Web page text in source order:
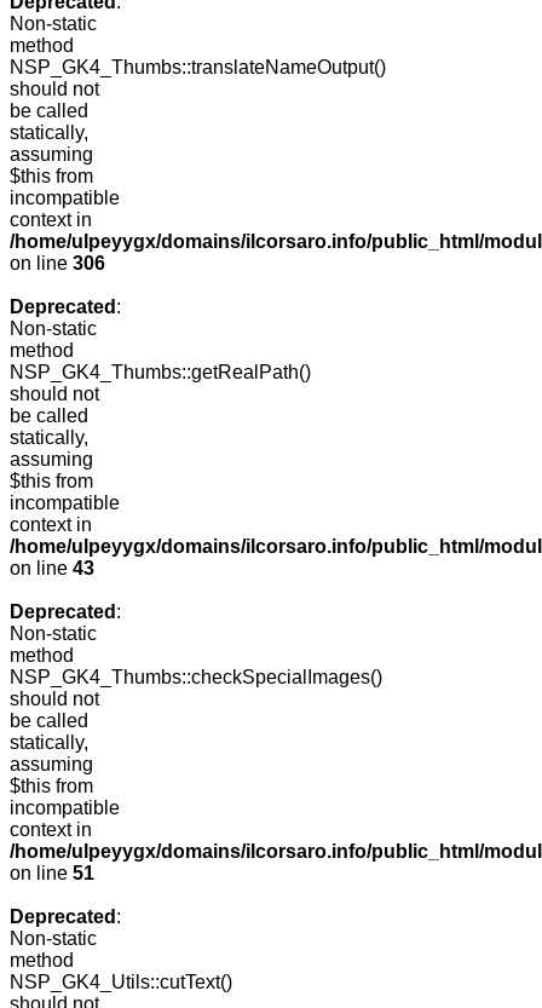
Non-static
method
NSP_GK4_Thumbs::translateNameOutput()
should not
be called
statically,
assuming
$this from
incompatible
context in
/home/ulpeyygx/domains/ilcorsaro.info/public_html/
on line 306
Deprecated :
Non-static
method
NSP_GK4_Thumbs::getRealPath()
should not
be called
statically,
assuming
$this from
incompatible
context in
/home/ulpeyygx/domains/ilcorsaro.info/public_html/
on line 43
Deprecated :
Non-static
method
NSP_GK4_Thumbs::checkSpecialImages()
should not
be called
statically,
assuming
$this from
incompatible
context in
/home/ulpeyygx/domains/ilcorsaro.info/public_html/
on line 51
Deprecated :
Non-static
method
NSP_GK4_Utils::cutText()
should not